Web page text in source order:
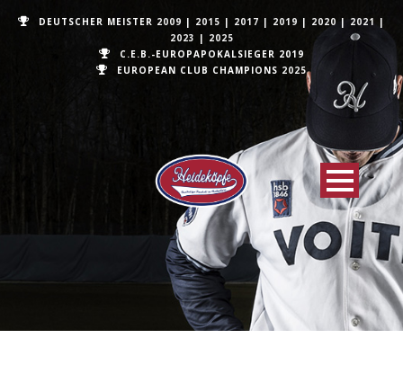
DEUTSCHER MEISTER 2009 | 2015 | 2017 | 2019 | 2020 | 2021 |
2023 | 2025
C.E.B.-EUROPAPOKALSIEGER 2019
EUROPEAN CLUB CHAMPIONS 2025